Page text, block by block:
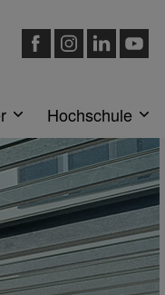
Hochschule